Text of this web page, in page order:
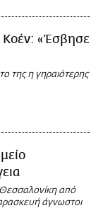
Κοέν: «Έσβησε
της η γηραιότερης
από
άγνωστοι